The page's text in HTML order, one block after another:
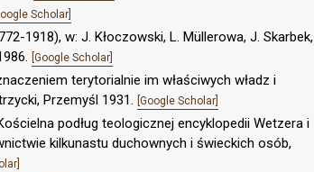
Scholar]
1918), w: J. Kłoczowski, L. Müllerowa, J. Skarbek,
[Google Scholar]
terytorialnie im właściwych władz i
Przemyśl 1931. [Google Scholar]
podług teologicznej encyklopedii Wetzera i
kilkunastu duchownych i świeckich osób,